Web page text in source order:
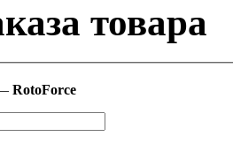
товара
RotoForce